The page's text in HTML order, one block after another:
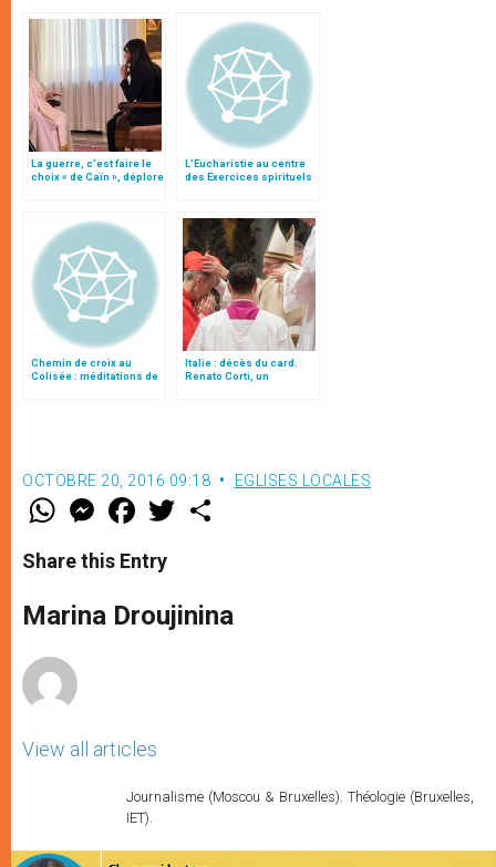
La guerre, c’est faire le
choix « de Caïn », déplore
L’Eucharistie au centre
des Exercices spirituels
Chemin de croix au
Colisée : méditations de
Italie : décès du card.
Renato Corti, un
OCTOBRE 20, 2016 09:18 EGLISES LOCALES
W
t
s
p
p
M
e
s
e
g
e
F
a
e
b
o
k
w
r
Share this Entry
Marina Droujinina
View all articles
Journalisme (Moscou & Bruxelles). Théologie (Bruxelles,
IET).